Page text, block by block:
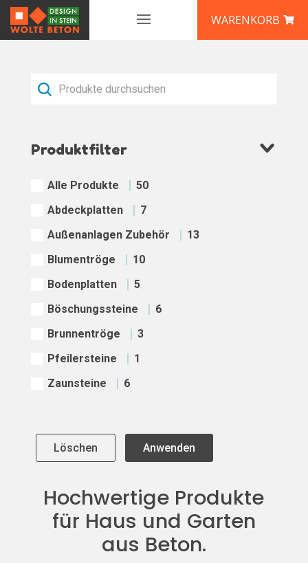
WARENKORB
Produktfilter
Alle Produkte
50
Abdeckplatten
7
Außenanlagen Zubehör
13
Blumentröge
10
Bodenplatten
5
Böschungssteine
6
Brunnentröge
3
Pfeilersteine
1
Zaunsteine
6
Löschen Anwenden
Hochwertige Produkte
für Haus und Garten
aus Beton.